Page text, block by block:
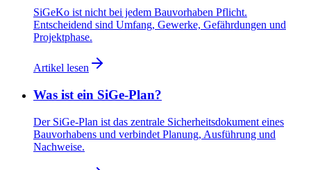
SiGeKo ist nicht bei jedem Bauvorhaben Pflicht.
Entscheidend sind Umfang, Gewerke, Gefährdungen und
Projektphase.
Artikel lesen
Was ist ein SiGe-Plan?
Der SiGe-Plan ist das zentrale Sicherheitsdokument eines
Bauvorhabens und verbindet Planung, Ausführung und
Nachweise.